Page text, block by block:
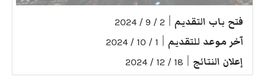
فتح باب التقديم 2 / 9 / 2024
آخر موعد للتقديم 1 / 10 / 2024
إعلان النتائج 18 / 12 / 2024